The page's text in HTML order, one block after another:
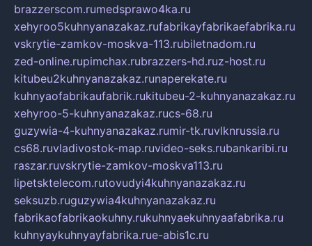
brazzerscom.rumedsprawo4ka.ru
xehyroo5kuhnyanazakaz.rufabrikayfabrikaefabrika.ru
vskrytie-zamkov-moskva-113.rubiletnadom.ru
zed-online.rupimchax.rubrazzers-hd.ruz-host.ru
kitubeu2kuhnyanazakaz.runaperekate.ru
kuhnyaofabrikaufabrik.rukitubeu-2-kuhnyanazakaz.ru
xehyroo-5-kuhnyanazakaz.rucs-68.ru
guzywia-4-kuhnyanazakaz.rumir-tk.ruvlknrussia.ru
cs68.ruvladivostok-map.ruvideo-seks.rubankaribi.ru
raszar.ruvskrytie-zamkov-moskva113.ru
lipetsktelecom.rutovudyi4kuhnyanazakaz.ru
seksuzb.ruguzywia4kuhnyanazakaz.ru
fabrikaofabrikaokuhny.rukuhnyaekuhnyaafabrika.ru
kuhnyaykuhnyayfabrika.rue-abis1c.ru